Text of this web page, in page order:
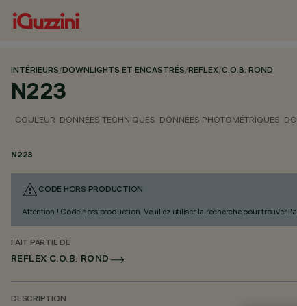
INTÉRIEURS/DOWNLIGHTS ET ENCASTRÉS/REFLEX/C.O.B. ROND
N223
COULEUR DONNÉES TECHNIQUES DONNÉES PHOTOMÉTRIQUES
N223
CODE HORS PRODUCTION
Attention ! Code hors production. Veuillez utiliser la recherche pour trouver
FAIT PARTIE DE
REFLEX C.O.B. ROND
DESCRIPTION